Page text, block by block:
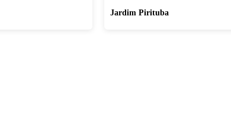
Jardim Pirituba